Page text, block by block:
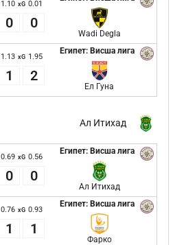
1.10 xG 0.01
0 0
Wadi Degla
Египет: Висша лига
1.13 xG 1.95
1 2
Ел Гуна
Ал Итихад
Египет: Висша лига
0.69 xG 0.56
0 0
Ал Итихад
Египет: Висша лига
0.76 xG 0.93
1 1
Фарко